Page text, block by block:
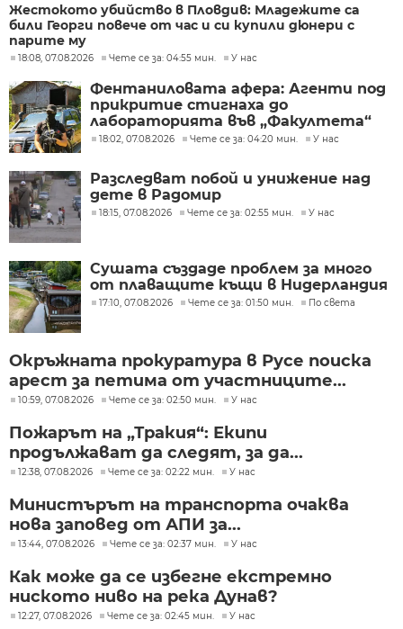
Жестокото убийство в Пловдив: Младежите са
били Георги повече от час и си купили дюнери с
парите му
18:08, 07.08.2026 Чете се за: 04:55 мин. У нас
Фентаниловата афера: Агенти под
прикритие стигнаха до
лабораторията във „Факултета“
18:02, 07.08.2026 Чете се за: 04:20 мин. У нас
Разследват побой и унижение над
дете в Радомир
18:15, 07.08.2026 Чете се за: 02:55 мин. У нас
Сушата създаде проблем за много
от плаващите къщи в Нидерландия
17:10, 07.08.2026 Чете се за: 01:50 мин. По света
Окръжната прокуратура в Русе поиска
арест за петима от участниците...
10:59, 07.08.2026 Чете се за: 02:50 мин. У нас
Пожарът на „Тракия“: Екипи
продължават да следят, за да...
12:38, 07.08.2026 Чете се за: 02:22 мин. У нас
Министърът на транспорта очаква
нова заповед от АПИ за...
13:44, 07.08.2026 Чете се за: 02:37 мин. У нас
Как може да се избегне екстремно
ниското ниво на река Дунав?
12:27, 07.08.2026 Чете се за: 02:45 мин. У нас